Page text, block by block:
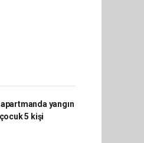
yangın
5 kişi